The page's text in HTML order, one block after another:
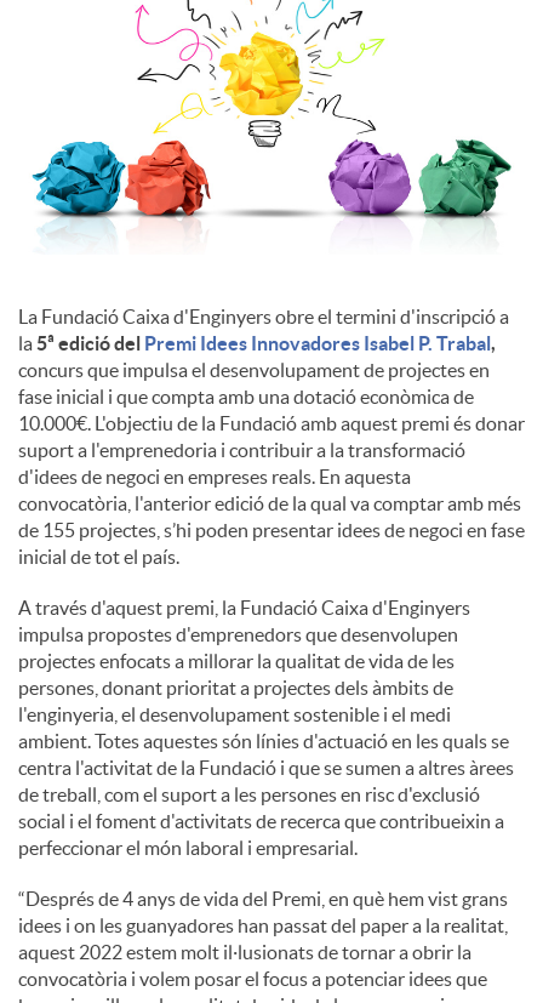
La Fundació Caixa d'Enginyers obre el termini d'inscripció a
la5ª edició del Premi Idees Innovadores Isabel P. Trabal ,
concurs que impulsa el desenvolupament de projectes en
fase inicial i que compta amb una dotació econòmica de
10.000€. L'objectiu de la Fundació amb aquest premi és donar
suport a l'emprenedoria i contribuir a la transformació
d'idees de negoci en empreses reals. En aquesta
convocatòria, l'anterior edició de la qual va comptar amb més
de 155 projectes, s’hi poden presentar idees de negoci en fase
inicial de tot el país.
A través d'aquest premi, la Fundació Caixa d'Enginyers
impulsa propostes d'emprenedors que desenvolupen
projectes enfocats a millorar la qualitat de vida de les
persones, donant prioritat a projectes dels àmbits de
l'enginyeria, el desenvolupament sostenible i el medi
ambient. Totes aquestes són línies d'actuació en les quals se
centra l'activitat de la Fundació i que se sumen a altres àrees
de treball, com el suport a les persones en risc d'exclusió
social i el foment d'activitats de recerca que contribueixin a
perfeccionar el món laboral i empresarial.
“Després de 4 anys de vida del Premi, en què hem vist grans
idees i on les guanyadores han passat del paper a la realitat,
aquest 2022 estem molt il·lusionats de tornar a obrir la
convocatòria i volem posar el focus a potenciar idees que